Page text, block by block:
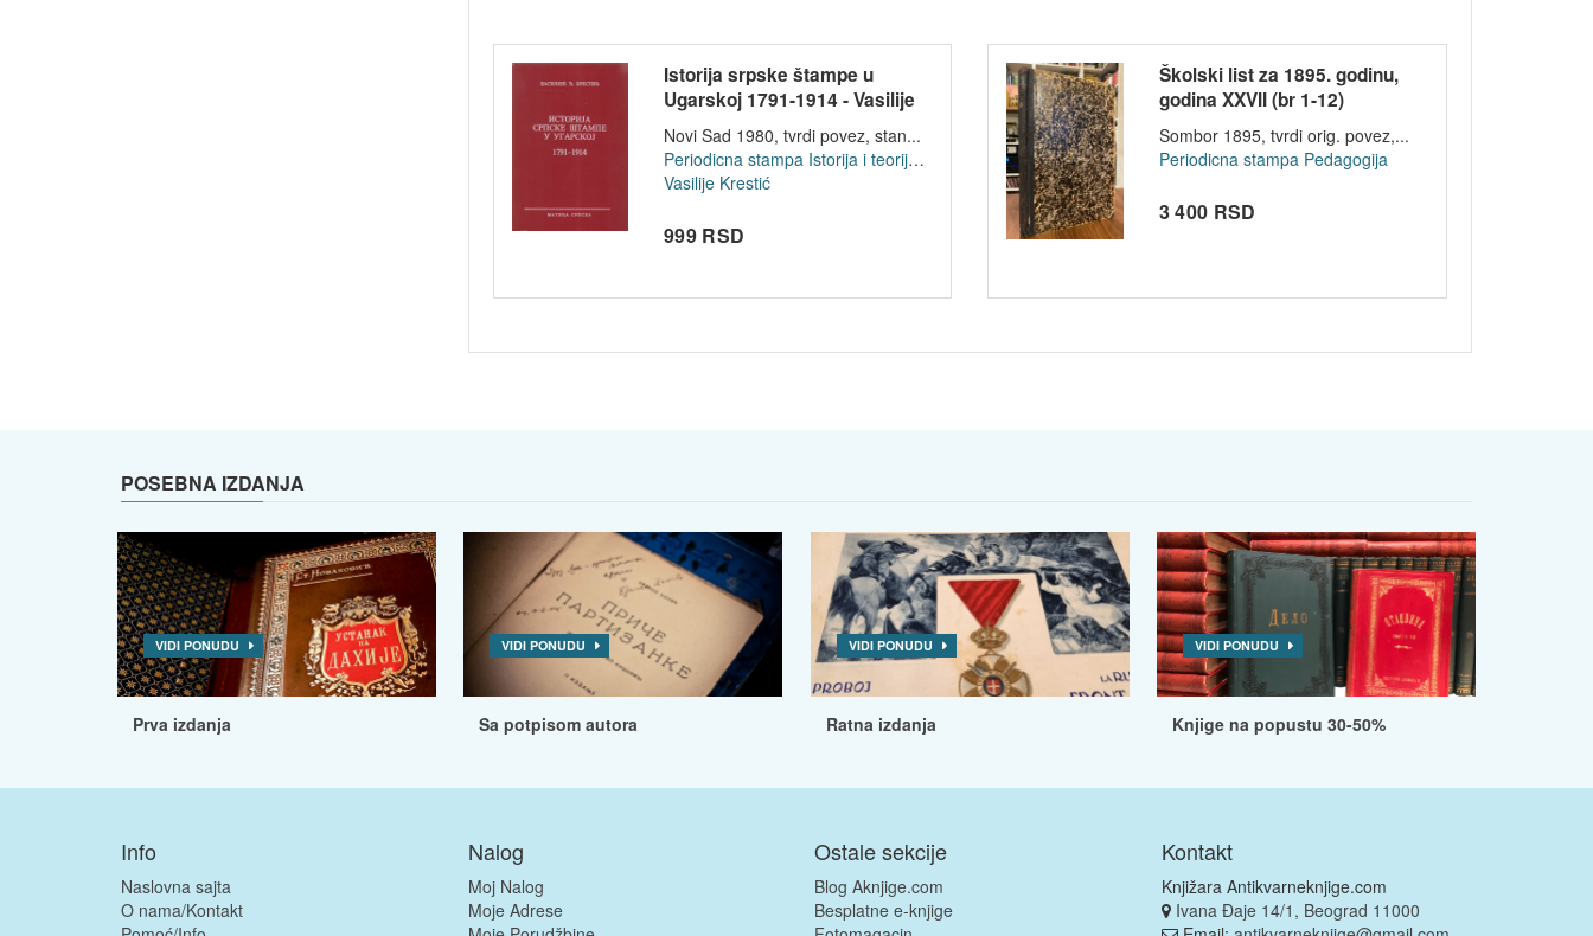
Istorija srpske štampe u
Ugarskoj 1791-1914 - Vasilije
Đ. Kr...
Novi Sad 1980, tvrdi povez, stan...
Periodicna stampa Istorija i teorija knjizevnosti
Vasilije Krestić
999 RSD
Školski list za 1895. godinu,
godina XXVII (br 1-12)
Sombor 1895, tvrdi orig. povez,...
Periodicna stampa Pedagogija
3 400 RSD
POSEBNA IZDANJA
VIDI PONUDU
Prva izdanja
VIDI PONUDU
Sa potpisom autora
VIDI PONUDU
Ratna izdanja
VIDI PONUDU
Knjige na popustu 30-50%
Info
Naslovna sajta
O nama/Kontakt
Nalog
Moj Nalog
Moje Adrese
Ostale sekcije
Blog Aknjige.com
Besplatne e-knjige
Kontakt
Knjižara Antikvarneknjige.com
Ivana Đaje 14/1, Beograd 11000